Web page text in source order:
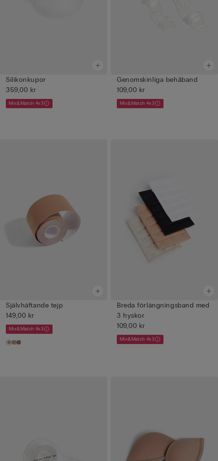
Silikonkupor
359,00 kr
Mix&Match 4x3
Genomskinliga behåband
109,00 kr
Mix&Match 4x3
Självhäftande tejp
149,00 kr
Mix&Match 4x3
Breda förlängningsband med
3 hyskor
109,00 kr
Mix&Match 4x3